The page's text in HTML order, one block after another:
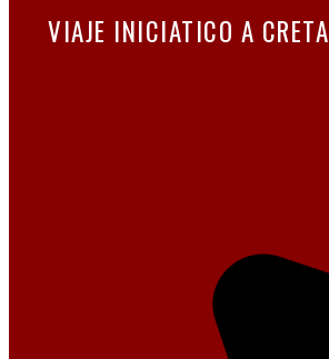
VIAJE INICIATICO A CRETA